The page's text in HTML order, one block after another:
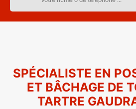
SPÉCIALISTE EN
ET BÂCHAGE DE
TARTRE